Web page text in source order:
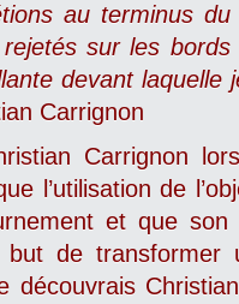
au terminus
sur les
devant laquelle
Carrignon
Carrignon
l’utilisation de
et que son
but de
découvrais